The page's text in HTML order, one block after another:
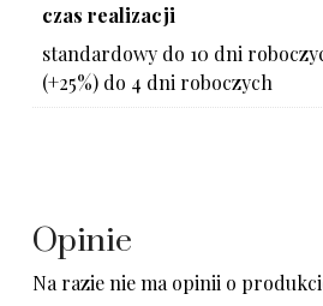
czas realizacji
standardowy do 10 dni
(+25%) do 4 dni roboczych
Opinie
Na razie nie ma opinii o